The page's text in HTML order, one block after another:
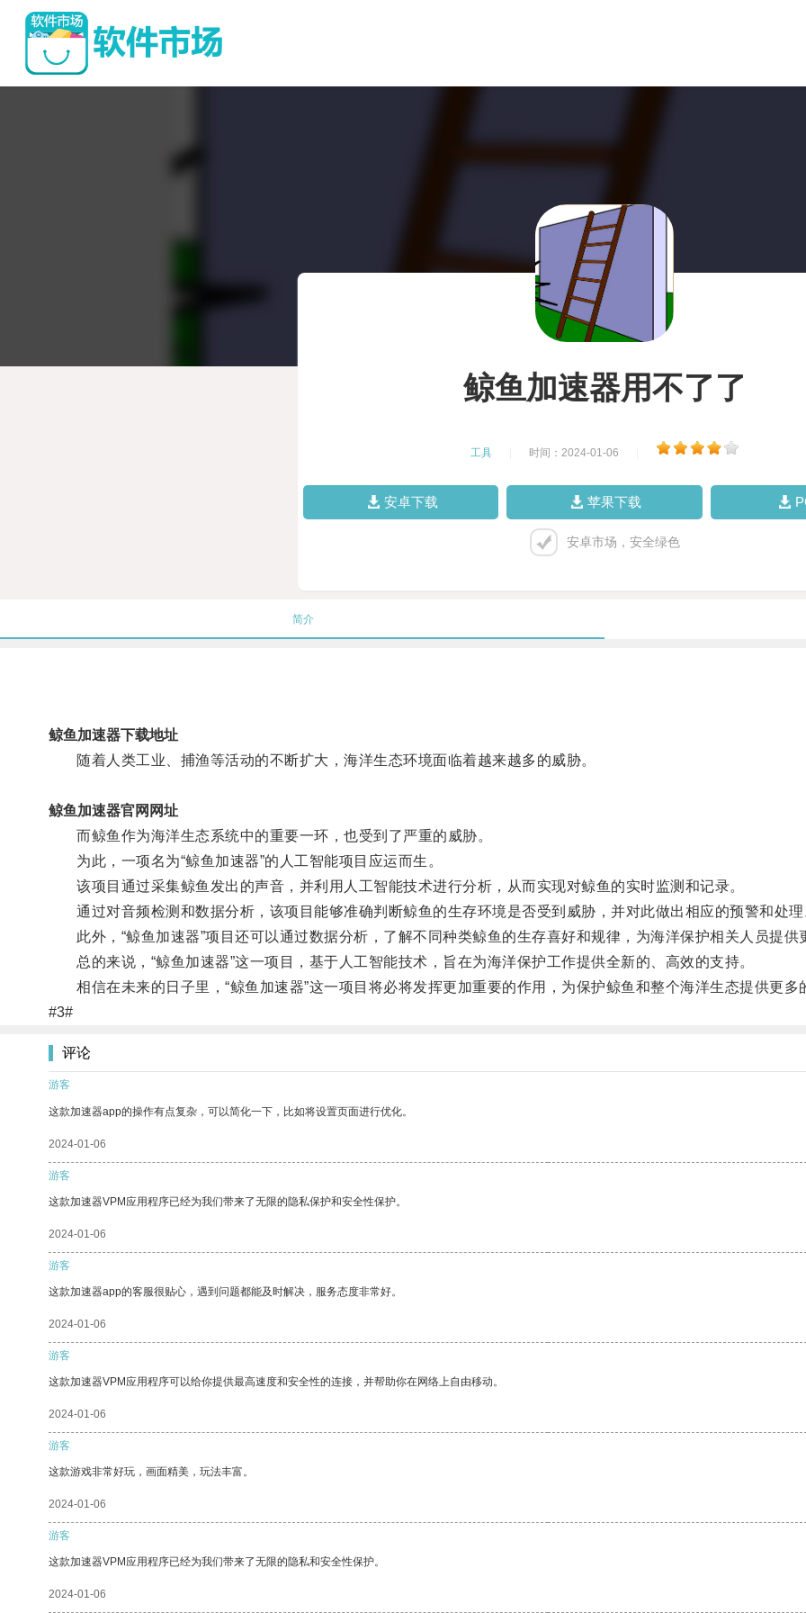
鲸鱼加速器用不了了
工具 时间：2024-01-06
安卓下载 苹果下载
安卓市场，安全绿色
简介
鲸鱼加速器下载地址
随着人类工业、捕渔等活动的不断扩大，海洋生态环境面临着越来越多的威胁。
鲸鱼加速器官网网址
而鲸鱼作为海洋生态系统中的重要一环，也受到了严重的威胁。
为此，一项名为“鲸鱼加速器”的人工智能项目应运而生。
该项目通过采集鲸鱼发出的声音，并利用人工智能技术进行分析，从而实现对鲸鱼的实时监测和记录。
通过对音频检测和数据分析，该项目能够准确判断鲸鱼的生存环境是否受到威胁，并对此做出相应的预警和处理
此外，“鲸鱼加速器”项目还可以通过数据分析，了解不同种类鲸鱼的生存喜好和规律，为海洋保护相关人员提供
总的来说，“鲸鱼加速器”这一项目，基于人工智能技术，旨在为海洋保护工作提供全新的、高效的支持。
相信在未来的日子里，“鲸鱼加速器”这一项目将必将发挥更加重要的作用，为保护鲸鱼和整个海洋生态提供更多
#3#
评论
游客
这款加速器app的操作有点复杂，可以简化一下，比如将设置页面进行优化。
2024-01-06
游客
这款加速器VPM应用程序已经为我们带来了无限的隐私保护和安全性保护。
2024-01-06
游客
这款加速器app的客服很贴心，遇到问题都能及时解决，服务态度非常好。
2024-01-06
游客
这款加速器VPM应用程序可以给你提供最高速度和安全性的连接，并帮助你在网络上自由移动。
2024-01-06
游客
这款游戏非常好玩，画面精美，玩法丰富。
2024-01-06
游客
这款加速器VPM应用程序已经为我们带来了无限的隐私和安全性保护。
2024-01-06